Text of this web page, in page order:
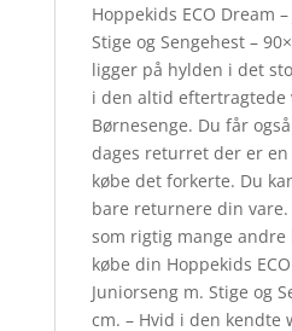
Hoppekids ECO Dream
Stige og Sengehest –
ligger på hylden i det
i den altid eftertragtede
Børnesenge. Du får
dages returret der er
købe det forkerte. Du
bare returnere din
som rigtig mange
købe din Hoppekids
Juniorseng m. Stige og
cm. – Hvid i den kendte